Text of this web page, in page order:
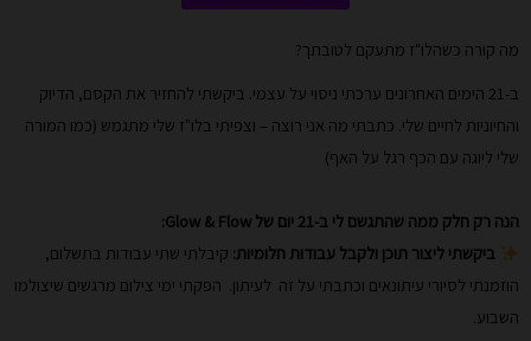
מה קורה כשהלו"ז מתעקם לטובתך?
ב-21 הימים האחרונים ערכתי ניסוי על עצמי. ביקשתי להחזיר את הקסם, הדיוק
והחיוניות לחיים שלי. כתבתי מה אני רוצה – וצפיתי בלו"ז שלי מתגמש (כמו המורה
שלי ליוגה עם הכף רגל על האף)
הנה רק חלק ממה שהתגשם לי ב-21 יום של Glow & Flow:
ביקשתי ליצור תוכן ולקבל עבודות חלומיות: קיבלתי שתי עבודות בתשלום,
הוזמנתי לסיורי עיתונאים וכתבתי על זה לעיתון. הפקתי ימי צילום מרגשים שיצולמו
השבוע.